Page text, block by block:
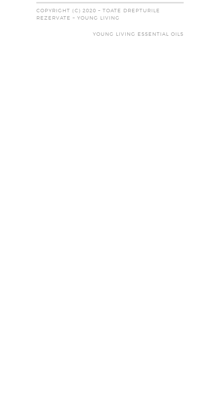
COPYRIGHT (C) 2020 – TOATE DREPTURILE
REZERVATE – YOUNG LIVING
YOUNG LIVING ESSENTIAL OILS